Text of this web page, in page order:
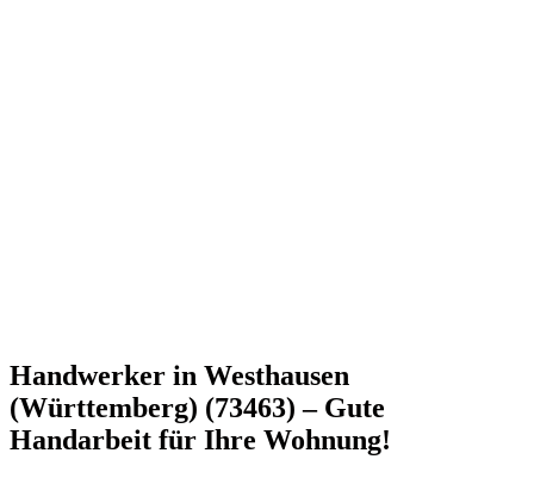
Handwerker in Westhausen
(Württemberg) (73463) – Gute
Handarbeit für Ihre Wohnung!